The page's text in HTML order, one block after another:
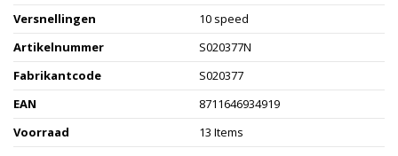
Versnellingen
10 speed
Artikelnummer
S020377N
Fabrikantcode
S020377
EAN
8711646934919
Voorraad
13 Items